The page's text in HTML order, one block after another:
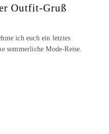
Outfit-Gruß
ich euch ein letztes
sommerliche Mode-Reise.